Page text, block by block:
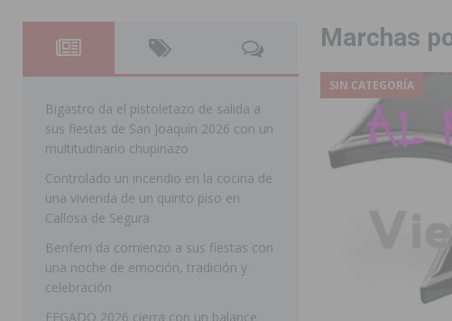
ORIHUELA
[ 07/08/2026 ] Orihuela organiza un concierto sinfónico de la
Golf & Country Club
ORIHUELA
[ 07/08/2026 ] El Ayuntamiento de Almoradí mejora la
[ 07/08/2026 ] Educación destina 1,2 millones adicionales al
[ 07/08/2026 ]
La Policía Nacional desarticula un grupo
Torrevieja impulsa el empleo con la
Marchas
SIN CATEGORÍA
Bigastro da el pistoletazo de salida a
sus fiestas de San Joaquín 2026 con un
multitudinario chupinazo
Controlado un incendio en la cocina de
una vivienda de un quinto piso en
Callosa de Segura
Benferri da comienzo a sus fiestas con
una noche de emoción, tradición y
celebración
FEGADO 2026 cierra con un balance